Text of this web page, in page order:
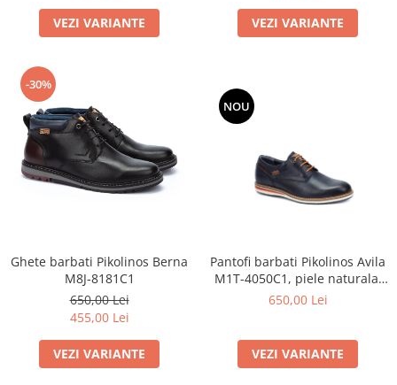
VEZI VARIANTE VEZI VARIANTE
-30%
Ghete barbati Pikolinos Berna
M8J-8181C1
650,00 Lei
455,00 Lei
VEZI VARIANTE
NOU
Pantofi barbati Pikolinos Avila
M1T-4050C1, piele naturala,
bleumarin
650,00 Lei
VEZI VARIANTE